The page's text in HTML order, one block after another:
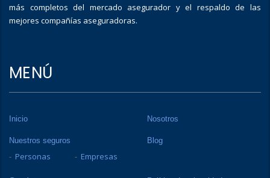
más completos del mercado asegurador y el respaldo de las
mejores compañías aseguradoras.
MENÚ
Inicio Nosotros
Nuestros seguros
Personas Empresas
Blog